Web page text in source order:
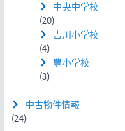
中央中学校
(20)
吉川小学校
(4)
豊小学校
(3)
中古物件情報
(24)